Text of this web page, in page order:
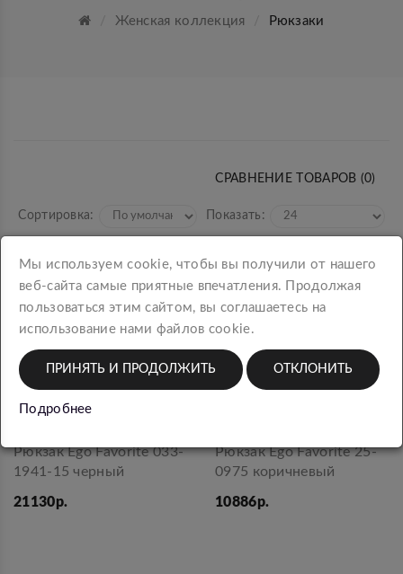
Женская коллекция Рюкзаки
СРАВНЕНИЕ ТОВАРОВ (0)
Сортировка: Показать:
Рюкзак Ego Favorite 033-
1941-15 черный
21130р.
Рюкзак Ego Favorite 25-
0975 коричневый
10886р.
Мы используем cookie, чтобы вы получили от нашего
веб-сайта самые приятные впечатления. Продолжая
пользоваться этим сайтом, вы соглашаетесь на
использование нами файлов cookie.
ПРИНЯТЬ И ПРОДОЛЖИТЬ ОТКЛОНИТЬ
Подробнее